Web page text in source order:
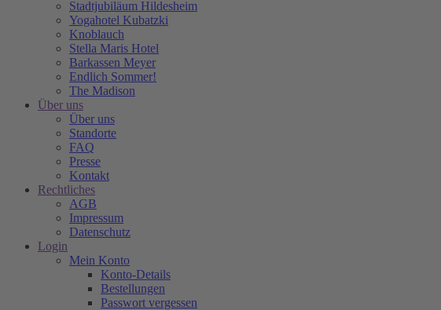
Stadtjubiläum Hildesheim
Yogahotel Kubatzki
Knoblauch
Stella Maris Hotel
Barkassen Meyer
Endlich Sommer!
The Madison
Über uns
Über uns
Standorte
FAQ
Presse
Kontakt
Rechtliches
AGB
Impressum
Datenschutz
Login
Mein Konto
Konto-Details
Bestellungen
Passwort vergessen